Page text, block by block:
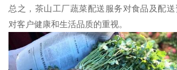
总之，茶山工厂蔬菜配送服务对食品及配
对客户健康和生活品质的重视。